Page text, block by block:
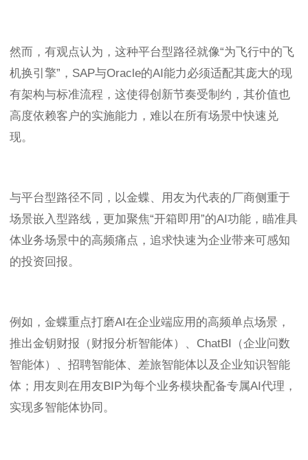
然而，有观点认为，这种平台型路径就像“为飞行中的飞
机换引擎”，SAP与Oracle的AI能力必须适配其庞大的现
有架构与标准流程，这使得创新节奏受制约，其价值也
高度依赖客户的实施能力，难以在所有场景中快速兑
现。
与平台型路径不同，以金蝶、用友为代表的厂商侧重于
场景嵌入型路线，更加聚焦“开箱即用”的AI功能，瞄准具
体业务场景中的高频痛点，追求快速为企业带来可感知
的投资回报。
例如，金蝶重点打磨AI在企业端应用的高频单点场景，
推出金钥财报（财报分析智能体）、ChatBI（企业问数
智能体）、招聘智能体、差旅智能体以及企业知识智能
体；用友则在用友BIP为每个业务模块配备专属AI代理，
实现多智能体协同。